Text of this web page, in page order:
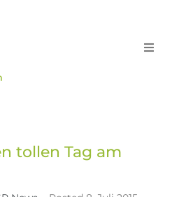
tollen Tag am